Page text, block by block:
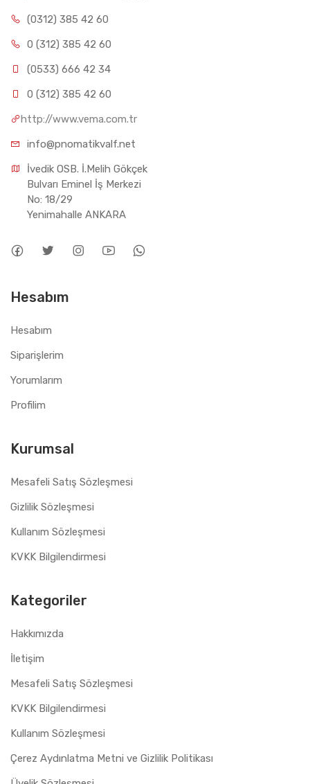
(0312) 385 42 60
0 (312) 385 42 60
(0533) 666 42 34
0 (312) 385 42 60
http://www.vema.com.tr
info@pnomatikvalf.net
İvedik OSB. İ.Melih Gökçek
Bulvarı Eminel İş Merkezi
No: 18/29
Yenimahalle ANKARA
Hesabım
Hesabım
Siparişlerim
Yorumlarım
Profilim
Kurumsal
Mesafeli Satış Sözleşmesi
Gizlilik Sözleşmesi
Kullanım Sözleşmesi
KVKK Bilgilendirmesi
Kategoriler
Hakkımızda
İletişim
Mesafeli Satış Sözleşmesi
KVKK Bilgilendirmesi
Kullanım Sözleşmesi
Çerez Aydınlatma Metni ve Gizlilik Politikası